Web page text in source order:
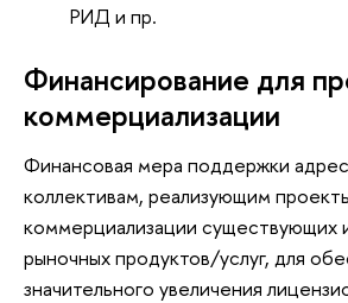
РИД и пр.
Финансирование для
коммерциализации
Финансовая мера поддержки
коллективам, реализующим
коммерциализации существующих
рыночных продуктов/услуг, для
значительного увеличения